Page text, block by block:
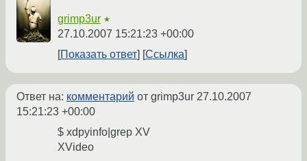
grimp3ur ★
27.10.2007 15:21:23 +00:00
Показать ответ
Ссылка
Ответ на: комментарий от grimp3ur 27.10.2007
15:21:23 +00:00
$ xdpyinfo|grep XV
XVideo